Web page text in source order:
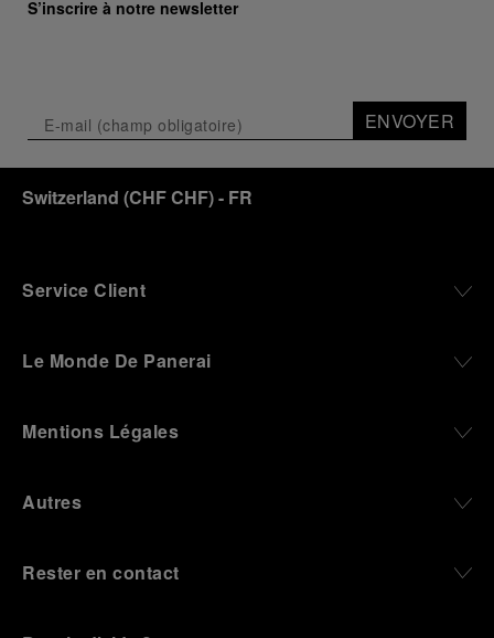
S’inscrire à notre newsletter
ENVOYER
Switzerland (CHF CHF)- FR
Service Client
Le Monde De Panerai
Mentions Légales
Autres
Rester en contact